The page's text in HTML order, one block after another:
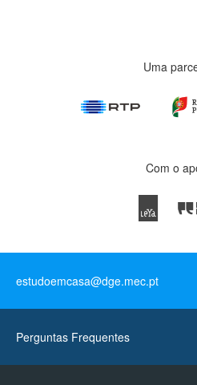
Uma
Com o
estudoemcasa@dge.mec.pt
Perguntas Frequentes